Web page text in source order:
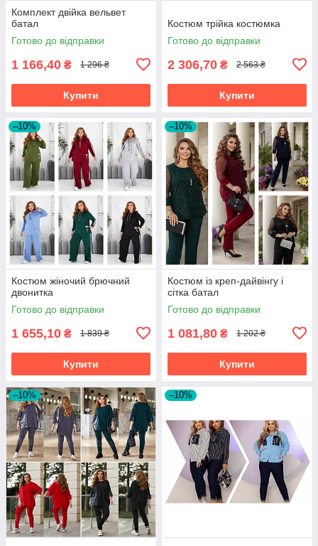
Комплект двійка вельвет
батал
Готово до відправки
1 166,40 ₴ 1 296 ₴
Купити
Костюм трійка костюмка
Готово до відправки
2 306,70 ₴ 2 563 ₴
Купити
–10%
Костюм жіночий брючний
двонитка
Готово до відправки
1 655,10 ₴ 1 839 ₴
Купити
–10%
Костюм із креп-дайвінгу і
сітка батал
Готово до відправки
1 081,80 ₴ 1 202 ₴
Купити
–10% –10%